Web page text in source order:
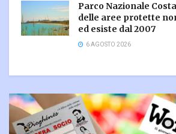
Parco Nazionale
delle aree protette
ed esiste dal 2007
6 AGOSTO 2026